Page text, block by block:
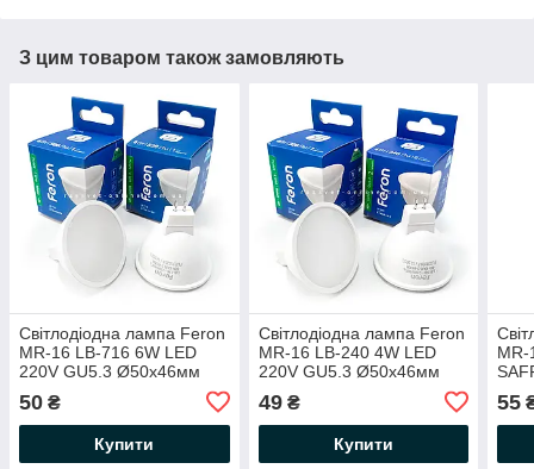
З цим товаром також замовляють
Світлодіодна лампа Feron
MR-16 LB-716 6W LED
220V GU5.3 Ø50х46мм
матова 500Lm
50 ₴
Купити
Світлодіодна лампа Feron
MR-16 LB-240 4W LED
220V GU5.3 Ø50х46мм
матова 320Lm
49₴
Купити
MR-
55